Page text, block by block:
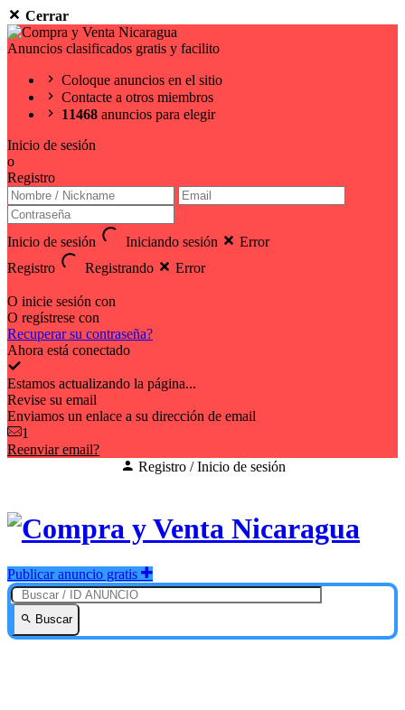
Cerrar
Anuncios clasificados gratis y facilito
Coloque anuncios en el sitio
Contacte a otros miembros
11468 anuncios para elegir
Inicio de sesión
o
Registro
Inicio de sesión Iniciando sesión
Error
Registro
Registrando Error
O inicie sesión con
O regístrese con
Recuperar su contraseña?
Ahora está conectado
Estamos actualizando la página...
Revise su email
Enviamos un enlace a su dirección de email
1
Reenviar email?
Registro / Inicio de sesión
Publicar anuncio gratis
Buscar